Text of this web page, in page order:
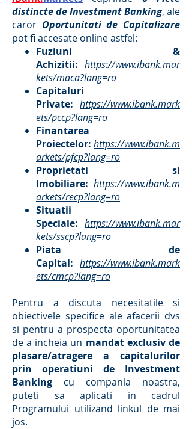
distincte de Investment Banking, ale
caror Oportunitati de Capitalizare
pot fi accesate online astfel:
Fuziuni &
Achizitii: https://www.ibank.mar
kets/maca?lang=ro
Capitaluri
Private: https://www.ibank.mark
ets/pccp?lang=ro
Finantarea
Proiectelor: https://www.ibank.m
arkets/pfcp?lang=ro
Proprietati si
Imobiliare: https://www.ibank.m
arkets/recp?lang=ro
Situatii
Speciale: https://www.ibank.mar
kets/sscp?lang=ro
Piata de
Capital: https://www.ibank.mark
ets/cmcp?lang=ro
Pentru a discuta necesitatile si
obiectivele specifice ale afacerii dvs
si pentru a prospecta oportunitatea
de a incheia un mandat exclusiv de
plasare/atragere a capitalurilor
prin operatiuni de Investment
Banking cu compania noastra,
puteti sa aplicati in cadrul
Programului utilizand linkul de mai
jos.